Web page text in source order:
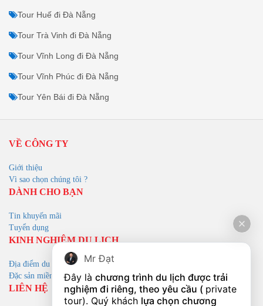
Tour Huế đi Đà Nẵng
Tour Trà Vinh đi Đà Nẵng
Tour Vĩnh Long đi Đà Nẵng
Tour Vĩnh Phúc đi Đà Nẵng
Tour Yên Bái đi Đà Nẵng
VỀ CÔNG TY
Giới thiệu
Vì sao chọn chúng tôi ?
DÀNH CHO BẠN
Tin khuyến mãi
Tuyển dụng
KINH NGHIỆM DU LỊCH
Địa điểm du lịch
Đặc sản miền trung
LIÊN HỆ
Mr Đạt
Đây là chương trình du lịch được trải
nghiệm đi riêng, theo yêu cầu ( private
tour). Quý khách lựa chọn chương